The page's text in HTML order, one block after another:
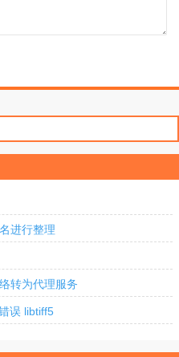
进行整理
转为代理服务
误 libtiff5